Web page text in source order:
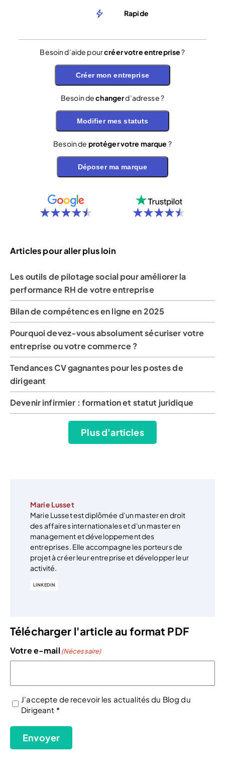
Rapide
Besoin d’aide pourcréer votre entreprise?
Créer mon entreprise
Besoin dechangerd’adresse ?
Modifier mes statuts
Besoin de protéger votre marque ?
Déposer ma marque
Articles pour aller plus loin
Les outils de pilotage social pour améliorer la
performance RH de votre entreprise
Bilan de compétences en ligne en 2025
Pourquoi devez-vous absolument sécuriser votre
entreprise ou votre commerce ?
Tendances CV gagnantes pour les postes de
dirigeant
Devenir infirmier : formation et statut juridique
Plus d'articles
Marie Lusset
Marie Lusset est diplômée d’un master en droit
des affaires internationales et d'un master en
management et développement des
entreprises. Elle accompagne les porteurs de
projet à créer leur entreprise et développer leur
activité.
LINKEDIN
Télécharger l'article au format PDF
Votre e-mail (Nécessaire)
(Nécessaire)
J'accepte de recevoir les actualités du Blog du
Dirigeant *
Envoyer